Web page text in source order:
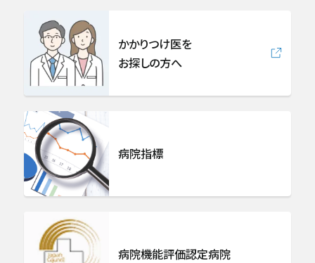
耳鼻咽喉科・頭頸部外科
形成外科
精神・神経科
緩和ケア科
かかりつけ医を
お探しの方へ
病院指標
病院機能評価認定病院